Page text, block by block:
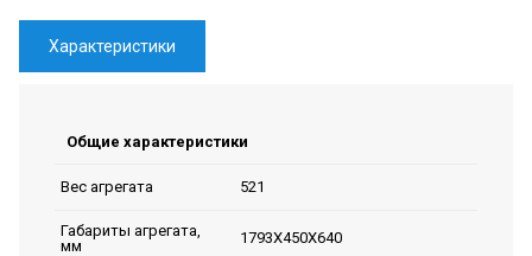
Характеристики
Общие характеристики
Вес агрегата 521
Габариты агрегата,
мм
1793Х450Х640